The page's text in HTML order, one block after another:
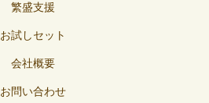
繁盛支援
お試しセット
会社概要
お問い合わせ